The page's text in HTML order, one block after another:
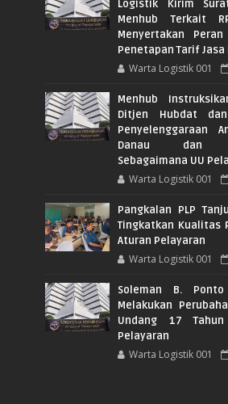
Logistik Kirim
Menhub Terkait
Menyertakan
Penetapan Tarif
Warta Logistik 001
Menhub
Ditjen Hubdat
Penyelenggaraan
Danau dan
Sebagaimana UU
Warta Logistik 001
Pangkalan PLP
Tingkatkan Kualitas
Aturan Pelayaran
Warta Logistik 001
Soleman B.
Melakukan
Undang 17
Pelayaran
Warta Logistik 001